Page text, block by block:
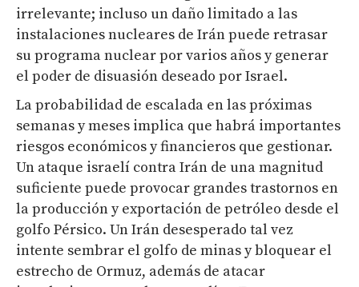
irrelevante; incluso un daño limitado a las
instalaciones nucleares de Irán puede retrasar
su programa nuclear por varios años y generar
el poder de disuasión deseado por Israel.
La probabilidad de escalada en las próximas
semanas y meses implica que habrá importantes
riesgos económicos y financieros que gestionar.
Un ataque israelí contra Irán de una magnitud
suficiente puede provocar grandes trastornos en
la producción y exportación de petróleo desde el
golfo Pérsico. Un Irán desesperado tal vez
intente sembrar el golfo de minas y bloquear el
estrecho de Ormuz, además de atacar